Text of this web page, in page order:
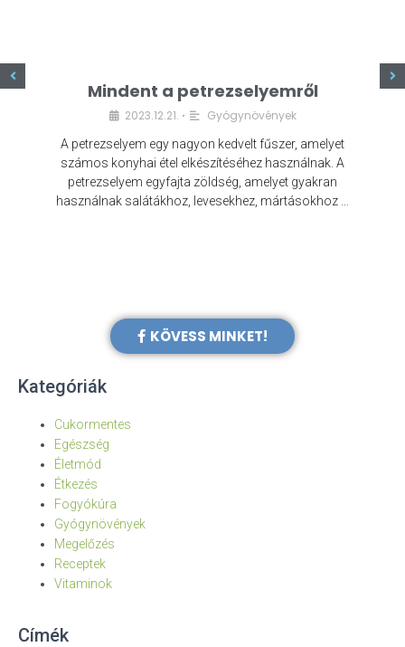
Mindent a petrezselyemről
2023.12.21. • Gyógynövények
A petrezselyem egy nagyon kedvelt fűszer, amelyet
számos konyhai étel elkészítéséhez használnak. A
petrezselyem egyfajta zöldség, amelyet gyakran
használnak salátákhoz, levesekhez, mártásokhoz …
KÖVESS MINKET!
Kategóriák
Cukormentes
Egészség
Életmód
Étkezés
Fogyókúra
Gyógynövények
Megelőzés
Receptek
Vitaminok
Címék